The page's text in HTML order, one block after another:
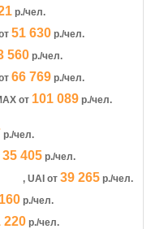
р./чел.
51 630 р./чел.
560 р./чел.
66 769 р./чел.
от 101 089 р./чел.
р./чел.
35 405 р./чел.
, UAI от 39 265 р./чел.
р./чел.
220 р./чел.